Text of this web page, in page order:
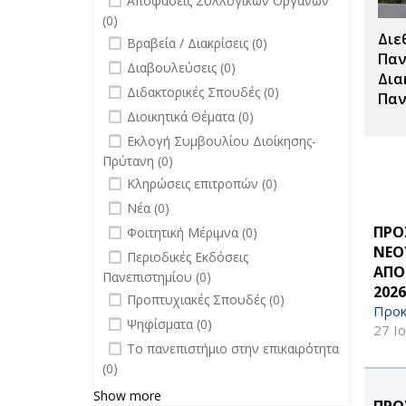
27
(0)
undefined
Βραβεία / Διακρίσεις (0)
undefined
Διαβουλεύσεις (0)
undefined
Διδακτορικές Σπουδές (0)
undefined
Διοικητικά Θέματα (0)
undefined
Εκλογή Συμβουλίου Διοίκησης-
Πρύτανη (0)
undefined
Κληρώσεις επιτροπών (0)
undefined
Νέα (0)
undefined
Φοιτητική Μέριμνα (0)
undefined
Περιοδικές Εκδόσεις
Πανεπιστημίου (0)
undefined
Προπτυχιακές Σπουδές (0)
undefined
Ψηφίσματα (0)
undefined
Το πανεπιστήμιο στην επικαιρότητα
(0)
Show more